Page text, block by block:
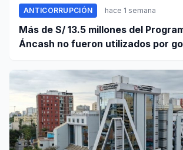
ANTICORRUPCIÓN hace 1 semana
Más de S/ 13.5 millones del
Áncash no fueron utilizados por